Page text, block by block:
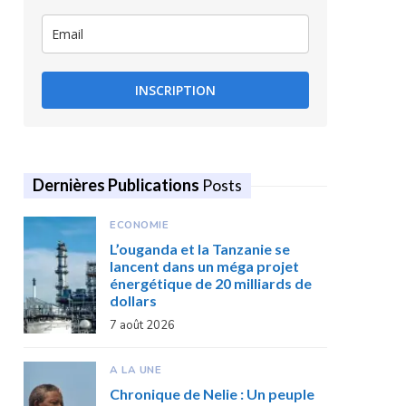
INSCRIPTION
Dernières Publications Posts
ECONOMIE
L’ouganda et la Tanzanie se
lancent dans un méga projet
énergétique de 20 milliards de
dollars
7 août 2026
A LA UNE
Chronique de Nelie : Un peuple